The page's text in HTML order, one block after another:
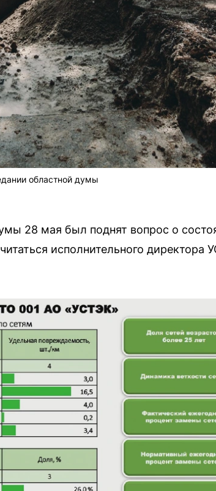
областной думы
28 мая был поднят вопрос о
исполнительного директора